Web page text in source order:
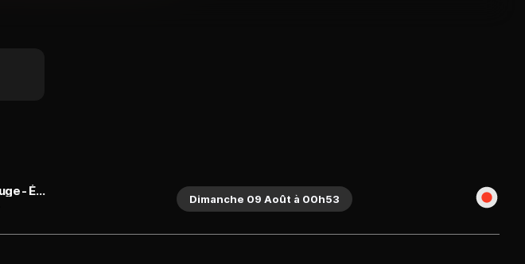
Au coeur du terrain - Vols, rixes, affrontements : les gendarmes en alerte rouge - Émission du dimanche 9 août
Dimanche 09 Août à 00h53